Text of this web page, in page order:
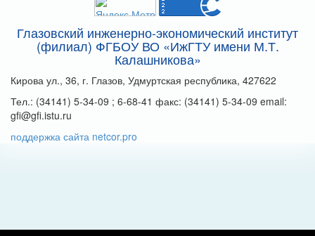
Глазовский инженерно-экономический институт
(филиал) ФГБОУ ВО «ИжГТУ имени М.Т.
Калашникова»
Кирова ул., 36, г. Глазов, Удмуртская республика, 427622
Тел.: (34141) 5-34-09 ; 6-68-41 факс: (34141) 5-34-09 email:
gfi@gfi.istu.ru
поддержка сайта netcor.pro